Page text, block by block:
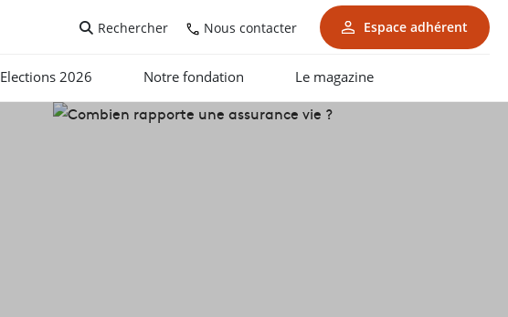
Rechercher Nous contacter Espace adhérent
Elections 2026 Notre fondation Le magazine